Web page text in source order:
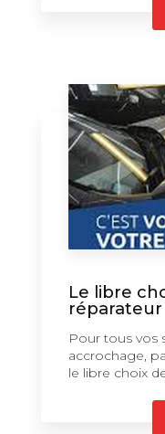
Le libre
réparateur
Pour tous vos
accrochage,
le libre choix